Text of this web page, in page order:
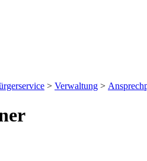
> Verwaltung >